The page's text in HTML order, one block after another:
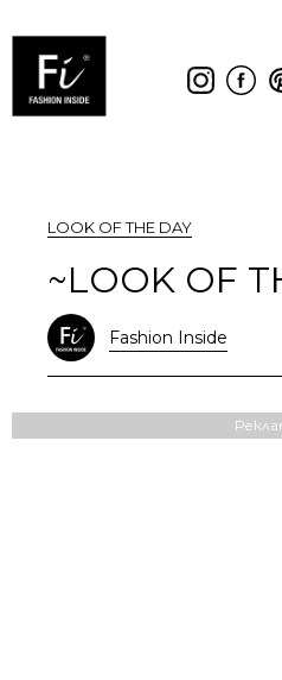
LOOK OF THE DAY
~LOOK OF
Fashion Inside